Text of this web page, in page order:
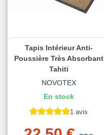
Tapis Intérieur Anti-
Poussière Très Absorbant
Tahiti
NOVOTEX
En stock
1 avis